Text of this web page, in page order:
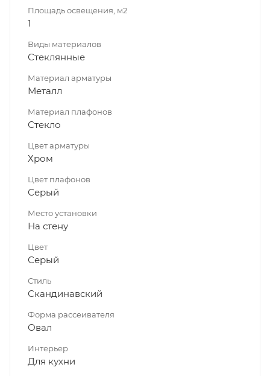
Площадь освещения, м2
1
Виды материалов
Стеклянные
Материал арматуры
Металл
Материал плафонов
Стекло
Цвет арматуры
Хром
Цвет плафонов
Серый
Место установки
На стену
Цвет
Серый
Стиль
Скандинавский
Форма рассеивателя
Овал
Интерьер
Для кухни